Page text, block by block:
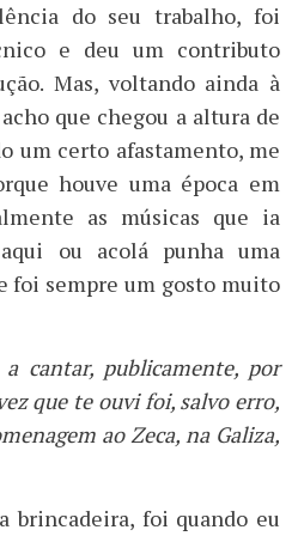
do seu trabalho, foi
e deu um contributo
Mas, voltando ainda à
que chegou a altura de
um certo afastamento, me
houve uma época em
as músicas que ia
ou acolá punha uma
foi sempre um gosto muito
cantar, publicamente, por
que te ouvi foi, salvo erro,
ao Zeca, na Galiza,
brincadeira, foi quando eu